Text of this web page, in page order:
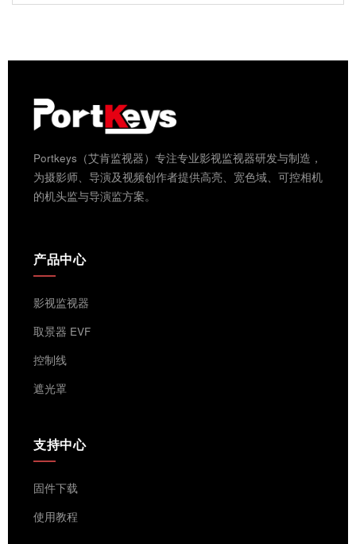
Portkeys（艾肯监视器）专注专业影视监视器研发与制造，
为摄影师、导演及视频创作者提供高亮、宽色域、可控相机
的机头监与导演监方案。
产品中心
影视监视器
取景器 EVF
控制线
遮光罩
支持中心
固件下载
使用教程